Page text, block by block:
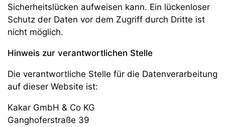
Sicherheitslücken aufweisen kann. Ein lückenloser
Schutz der Daten vor dem Zugriff durch Dritte ist
nicht möglich.
Hinweis zur verantwortlichen Stelle
Die verantwortliche Stelle für die Datenverarbeitung
auf dieser Website ist:
Kakar GmbH & Co KG
Ganghoferstraße 39